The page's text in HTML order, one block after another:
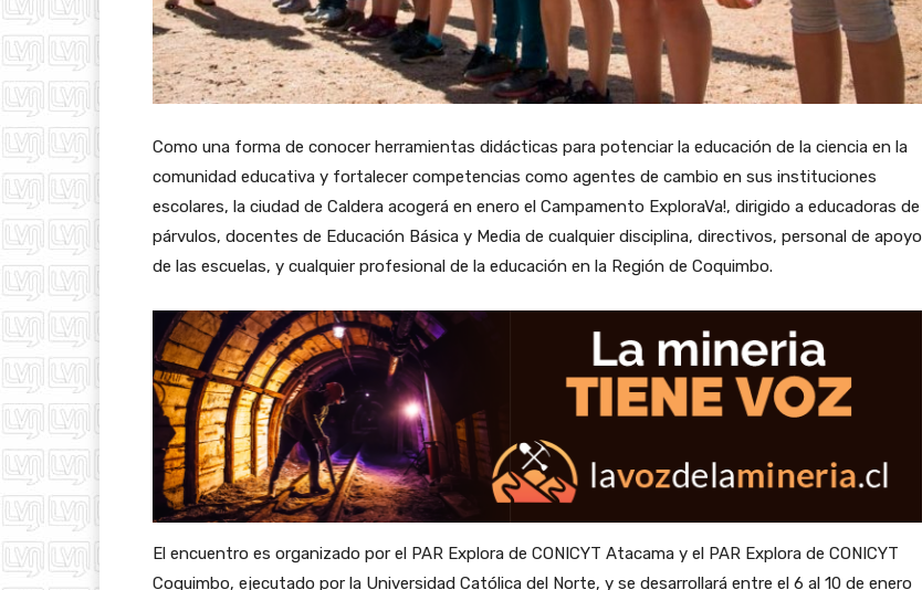
Como una forma de conocer herramientas didácticas para potenciar la educación de la ciencia en la
comunidad educativa y fortalecer competencias como agentes de cambio en sus instituciones
escolares, la ciudad de Caldera acogerá en enero el Campamento ExploraVa!, dirigido a educadoras de
párvulos, docentes de Educación Básica y Media de cualquier disciplina, directivos, personal de apoyo
de las escuelas, y cualquier profesional de la educación en la Región de Coquimbo.
El encuentro es organizado por el PAR Explora de CONICYT Atacama y el PAR Explora de CONICYT
Coquimbo, ejecutado por la Universidad Católica del Norte, y se desarrollará entre el 6 al 10 de enero